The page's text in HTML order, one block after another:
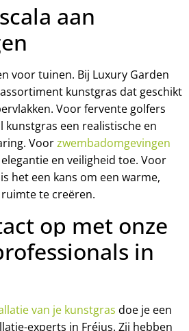
aan
voor tuinen. Bij Luxury Garden
kunstgras dat geschikt
Voor fervente golfers
kunstgras een realistische en
Voorzwembadomgevingen
en veiligheid toe. Voor
het een kans om een warme,
te creëren.
op met onze
in
van je kunstgras doe je een
experts in Fréjus. Zij hebben